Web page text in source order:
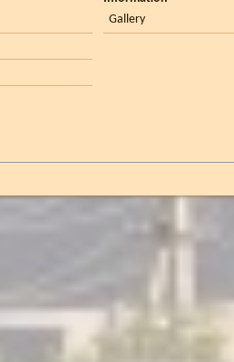
Gallery